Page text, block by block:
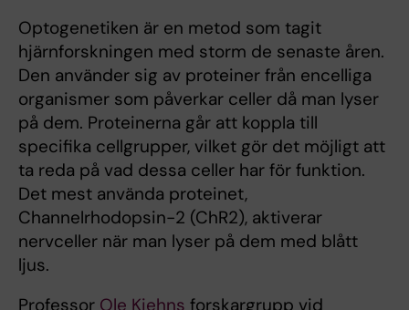
Optogenetiken är en metod som tagit
hjärnforskningen med storm de senaste åren.
Den använder sig av proteiner från encelliga
organismer som påverkar celler då man lyser
på dem. Proteinerna går att koppla till
specifika cellgrupper, vilket gör det möjligt att
ta reda på vad dessa celler har för funktion.
Det mest använda proteinet,
Channelrhodopsin-2 (ChR2), aktiverar
nervceller när man lyser på dem med blått
ljus.
Professor Ole Kiehns forskargrupp vid